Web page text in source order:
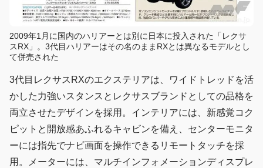
2009年1月に国内のハリアーとは別に日本に投入された「レクサ
スRX」。3代目ハリアーはその名のままRXとは異なるモデルとし
て併売された
3代目レクサスRXのエクステリアは、ワイドトレッドを活
かした力強いスタンスとレクサスブランドとしての品格を
両立させたデザインを採用。インテリアには、新感覚コク
ピットと開放感あふれるキャビンを備え、センターモニタ
ーには指先でナビ画面を操作できるリモートタッチを採
用。メーターには、マルチインフォメーションディスプレ